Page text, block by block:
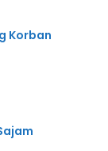
Korban